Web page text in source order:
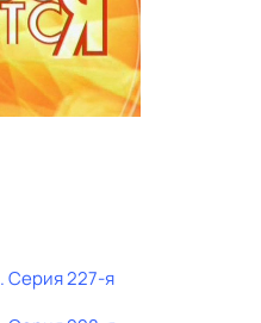
. Серия 227-я